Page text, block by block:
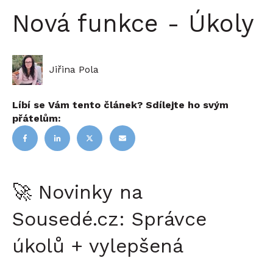
Nová funkce - Úkoly
Jiřina Pola
Líbí se Vám tento článek? Sdílejte ho svým
přátelům:
🚀 Novinky na
Sousedé.cz: Správce
úkolů + vylepšená